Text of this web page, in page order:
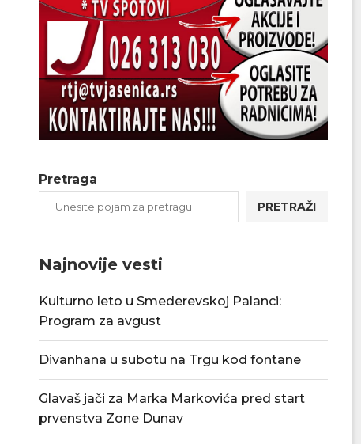
Pretraga
PRETRAŽI
Najnovije vesti
Kulturno leto u Smederevskoj Palanci:
Program za avgust
Divanhana u subotu na Trgu kod fontane
Glavaš jači za Marka Markovića pred start
prvenstva Zone Dunav